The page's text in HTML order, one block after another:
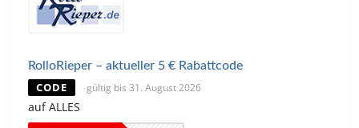
RolloRieper – aktueller 5 € Rabattcode
CODE gültig bis 31. August 2026
auf ALLES